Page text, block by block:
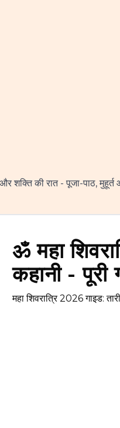
शक्ति की रात - पूजा-पाठ, मुहूर्त
ॐमहा
कहानी - पूरी
महा शिवरात्रि 2026 गाइड: